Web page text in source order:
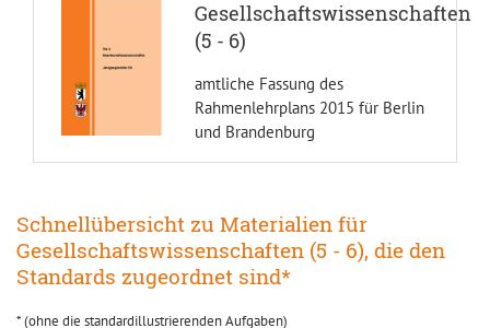
Gesellschaftswissenschaften
(5 - 6)
amtliche Fassung des
Rahmenlehrplans 2015 für Berlin
und Brandenburg
Schnellübersicht zu Materialien für
Gesellschaftswissenschaften (5 - 6), die den
Standards zugeordnet sind*
* (ohne die standardillustrierenden Aufgaben)